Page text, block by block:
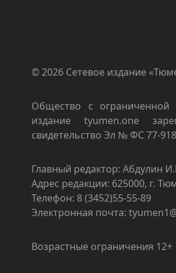
© 2026 Сетевое издание
Общество с ограниченной
издание tyumen.one
свидетельство Эл № ФС 77-
Главный редактор: Абдулин
Адрес редакции: 625000, г.
Телефон: 8 (3452)55-55-89
Электронная почта:
Возрастные ограничения 12+